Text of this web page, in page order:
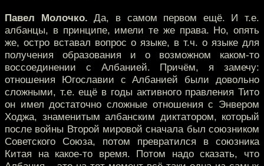
Павел Молочко. Да, в самом первом ещё. И т.е.
албанцы, в принципе, имели те же права. Но, опять
же, остро вставал вопрос о языке, в т.ч. о языке для
получения образования и о возможном каком-то
воссоединении с Албанией. Причём, я замечу:
отношения Югославии с Албанией были довольно
сложными, т.е. ещё в годы активного правления Тито
он имел достаточно сложные отношения с Энвером
Ходжа, знаменитым албанским диктатором, который
после войны Второй мировой сначала был союзником
Советского Союза, потом превратился в союзника
Китая на какое-то время. Потом надо сказать, что